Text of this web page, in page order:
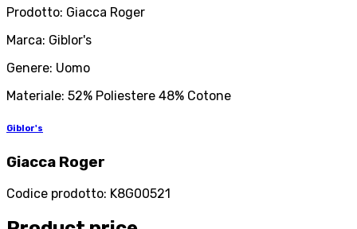
Prodotto: Giacca Roger
Marca: Giblor's
Genere: Uomo
Materiale: 52% Poliestere 48% Cotone
Giblor's
Giacca Roger
Codice prodotto: K8G00521